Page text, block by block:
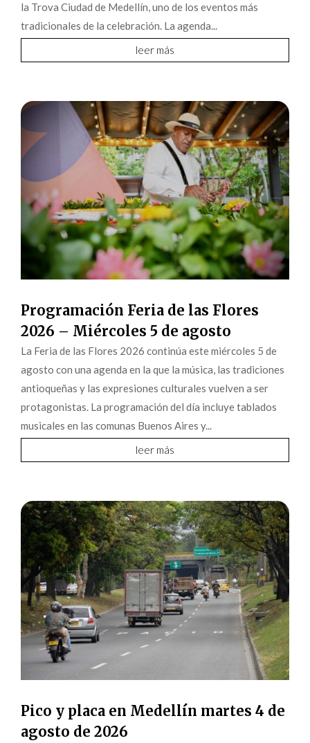
la Trova Ciudad de Medellín, uno de los eventos más
tradicionales de la celebración. La agenda...
leer más
Programación Feria de las Flores
2026 – Miércoles 5 de agosto
La Feria de las Flores 2026 continúa este miércoles 5 de
agosto con una agenda en la que la música, las tradiciones
antioqueñas y las expresiones culturales vuelven a ser
protagonistas. La programación del día incluye tablados
musicales en las comunas Buenos Aires y...
leer más
Pico y placa en Medellín martes 4 de
agosto de 2026